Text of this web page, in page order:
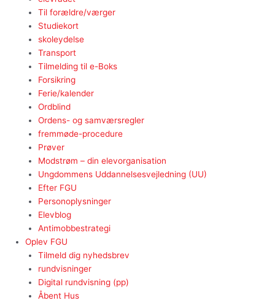
Til forældre/værger
Studiekort
skoleydelse
Transport
Tilmelding til e-Boks
Forsikring
Ferie/kalender
Ordblind
Ordens- og samværsregler
fremmøde-procedure
Prøver
Modstrøm – din elevorganisation
Ungdommens Uddannelsesvejledning (UU)
Efter FGU
Personoplysninger
Elevblog
Antimobbestrategi
Oplev FGU
Tilmeld dig nyhedsbrev
rundvisninger
Digital rundvisning (pp)
Åbent Hus